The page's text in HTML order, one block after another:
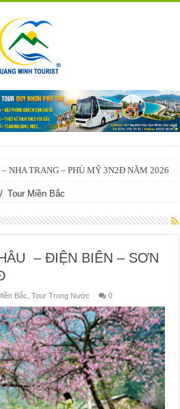
NHA TRANG – PHÙ MỸ 3N2Đ NĂM 2026
/ Tour Miền Bắc
– ĐIỆN BIÊN – SƠN
Bắc,Tour Trong Nước 0